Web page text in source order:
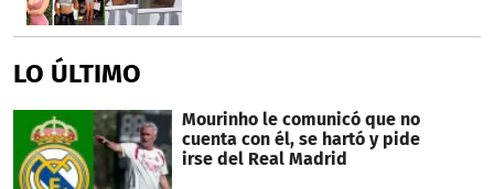
LO ÚLTIMO
Mourinho le comunicó que no
cuenta con él, se hartó y pide
irse del Real Madrid